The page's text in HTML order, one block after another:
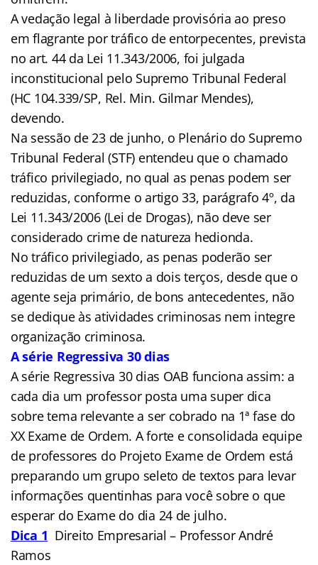
A vedação legal à liberdade provisória ao preso
em flagrante por tráfico de entorpecentes, prevista
no art. 44 da Lei 11.343/2006, foi julgada
inconstitucional pelo Supremo Tribunal Federal
(HC 104.339/SP, Rel. Min. Gilmar Mendes),
devendo.
Na sessão de 23 de junho, o Plenário do Supremo
Tribunal Federal (STF) entendeu que o chamado
tráfico privilegiado, no qual as penas podem ser
reduzidas, conforme o artigo 33, parágrafo 4º, da
Lei 11.343/2006 (Lei de Drogas), não deve ser
considerado crime de natureza hedionda.
No tráfico privilegiado, as penas poderão ser
reduzidas de um sexto a dois terços, desde que o
agente seja primário, de bons antecedentes, não
se dedique às atividades criminosas nem integre
organização criminosa.
A série Regressiva 30 dias
A série Regressiva 30 dias OAB funciona assim: a
cada dia um professor posta uma super dica
sobre tema relevante a ser cobrado na 1ª fase do
XX Exame de Ordem. A forte e consolidada equipe
de professores do Projeto Exame de Ordem está
preparando um grupo seleto de textos para levar
informações quentinhas para você sobre o que
esperar do Exame do dia 24 de julho.
Dica 1 Direito Empresarial – Professor André
Ramos